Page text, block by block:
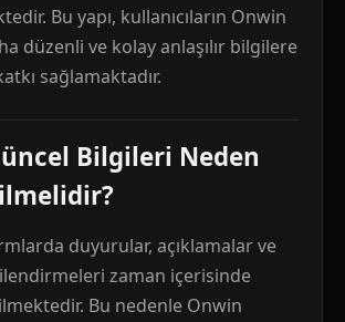
Bu yapı, kullanıcıların Onwin
düzenli ve kolay anlaşılır bilgilere
sağlamaktadır.
Bilgileri Neden
duyurular, açıklamalar ve
zaman içerisinde
Bu nedenle Onwin